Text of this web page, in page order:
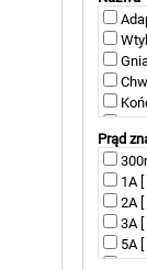
potrzeb
Wtyki
innymi
Prąd
1A [
2A [
3A [
5A [